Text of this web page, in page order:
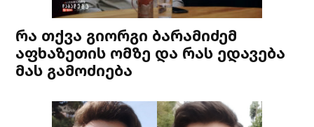
რა თქვა გიორგი ბარამიძემ
აფხაზეთის ომზე და რას ედავება
მას გამოძიება